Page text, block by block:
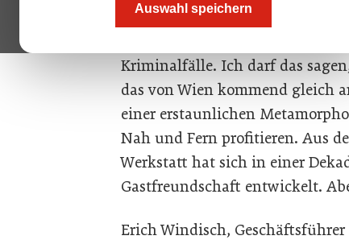
Auswahl speichern
nicht für besonders idyllisches
Eher für die unzähligen
Kriminalfälle. Ich darf das
das von Wien kommend gleich
einer erstaunlichen
Nah und Fern profitieren. Aus
Werkstatt hat sich in einer
Gastfreundschaft entwickelt.
Erich Windisch,